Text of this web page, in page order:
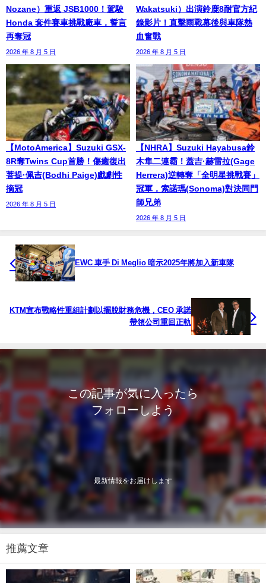
Nozane）重返 JSB1000！駕駛
Honda 套件賽車挑戰廠車，誓言
再奪冠
2026 年 8 月 5 日
Wakatsuki）出演鈴鹿8耐官方紀
錄影片！直擊雨戰幕後與車隊熱
血奮戰
2026 年 8 月 5 日
【MotoAmerica】Suzuki GSX-
8R奪Twins Cup首勝！傷癒復出
菩提·佩吉(Bodhi Paige)戲劇性
摘冠
2026 年 8 月 5 日
【NHRA】Suzuki Hayabusa鈴
木隼二連霸！蓋吉·赫雷拉(Gage
Herrera)逆轉奪「全明星挑戰賽」
冠軍，索諾瑪(Sonoma)對決同門
師兄弟
2026 年 8 月 5 日
EWC 車手 Di Meglio 暗示2025年將加入新車隊
KTM宣布戰略性重組計劃以擺脫財務危機，CEO 承諾
帶領公司重回正軌
この記事が気に入ったら
フォローしよう
最新情報をお届けします
推薦文章